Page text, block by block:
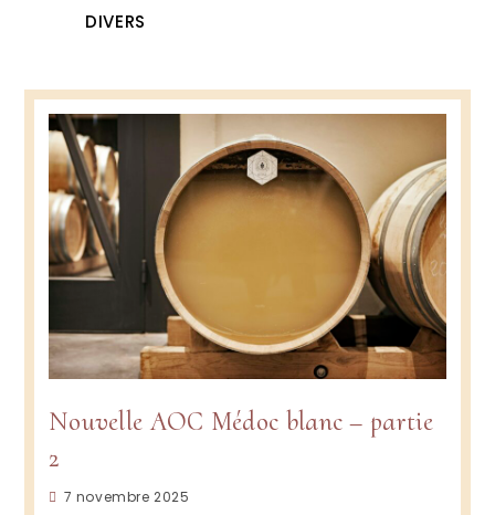
DIVERS
Nouvelle AOC Médoc blanc – partie
2
Publication
7 novembre 2025